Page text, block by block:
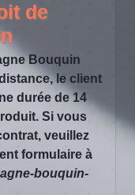
de
Bouquin
le client
durée de 14
Si vous
veuillez
formulaire à
bouquin-